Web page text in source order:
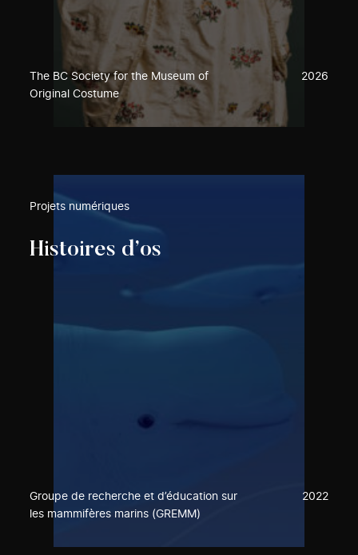
The BC Society for the Museum of
Original Costume
2026
Projets numériques
Histoires d’os
Groupe de recherche et d’éducation sur
les mammifères marins (GREMM)
2022